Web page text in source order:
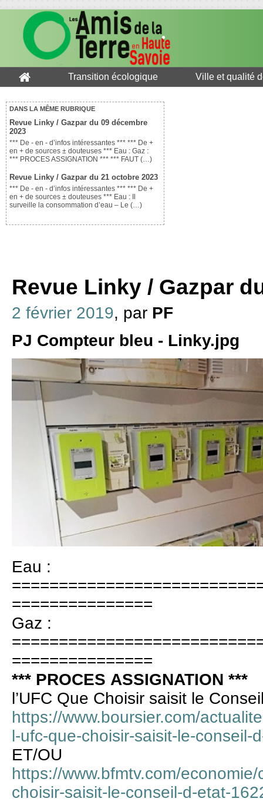
Transition écologique Ville et qualité
DANS LA MÊME RUBRIQUE
Revue Linky / Gazpar du 09 décembre
2023
*** De - en - d’infos intéressantes *** *** De +
en + de sources ± douteuses *** Eau : Gaz :
*** PROCES ASSIGNATION *** *** FAUT (…)
Revue Linky / Gazpar du 21 octobre 2023
*** De - en - d’infos intéressantes *** *** De +
en + de sources ± douteuses *** Eau : Il
surveille la consommation d’eau – Le (…)
Revue Linky / Gazpar
2 février 2019, par PF
PJ Compteur bleu - Linky.jpg
Eau :
===============
Gaz :
===============
*** PROCES ASSIGNATION ***
l’UFC Que Choisir saisit le
https://www.boursier.com/
l-ufc-que-choisir-saisit-le-conseil-
ET/OU
https://www.bfmtv.com/
choisir-saisit-le-conseil-d-etat-